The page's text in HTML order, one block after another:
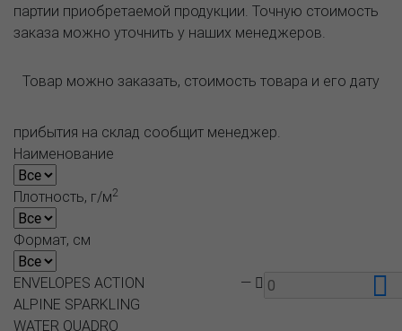
партии приобретаемой продукции. Точную стоимость
заказа можно уточнить у наших менеджеров.
Товар можно заказать, стоимость товара и его дату
прибытия на склад сообщит менеджер.
Наименование
Плотность, г/м2
Формат, см
ENVELOPES ACTION
ALPINE SPARKLING
WATER QUADRO
—